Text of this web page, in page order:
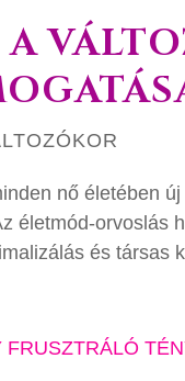
A
nő életében
életmód-orvoslás
és társas